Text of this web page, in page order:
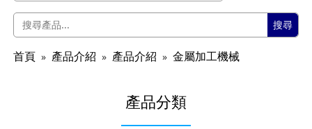
搜尋
首頁 產品介紹 產品介紹 金屬加工機械
產品分類